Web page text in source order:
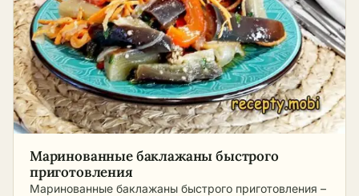
Маринованные баклажаны быстрого
приготовления
Маринованные баклажаны быстрого приготовления –